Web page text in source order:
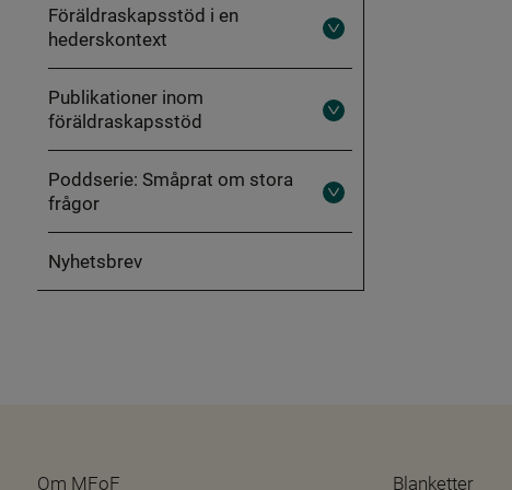
Föräldraskapsstöd i en
hederskontext
Fäll
Föräldraskapsstöd
en
hederskontext
Publikationer inom
föräldraskapsstöd
Fäll
Publikationer
föräldraskapsstöd
Poddserie: Småprat om stora
frågor
Fäll
Poddserie:
Nyhetsbrev
Om MFoF Blanketter